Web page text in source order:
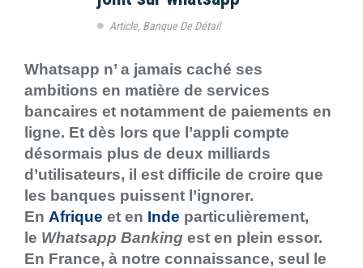
Article, Banque De Détail
Whatsapp n’ a jamais caché ses
ambitions en matière de services
bancaires et notamment de paiements en
ligne. Et dès lors que l’appli compte
désormais plus de deux milliards
d’utilisateurs, il est difficile de croire que
les banques puissent l’ignorer.
En Afrique et en Inde particulièrement,
le Whatsapp Banking est en plein essor.
En France, à notre connaissance, seul le